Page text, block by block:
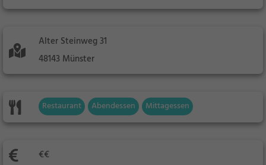
Alter Steinweg 31
48143 Münster
Restaurant Abendessen Mittagessen
€€